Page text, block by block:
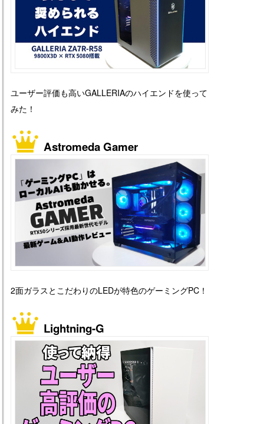
ユーザー評価も高いGALLERIAのハイエンドを使って
みた！
Astromeda Gamer
2面ガラスとこだわりのLEDが特色のゲーミングPC！
Lightning-G